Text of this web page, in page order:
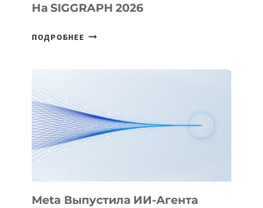
На SIGGRAPH 2026
ПОДРОБНЕЕ HIGGSFIELD
НА
SIGGRAPH
Meta Выпустила ИИ-Агента